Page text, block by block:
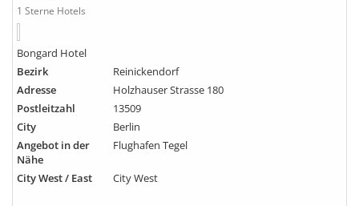
1 Sterne Hotels
Bongard Hotel
Bezirk
Reinickendorf
Adresse
Holzhauser Strasse 180
Postleitzahl
13509
City
Berlin
Angebot in der
Nähe
Flughafen Tegel
City West / East City West